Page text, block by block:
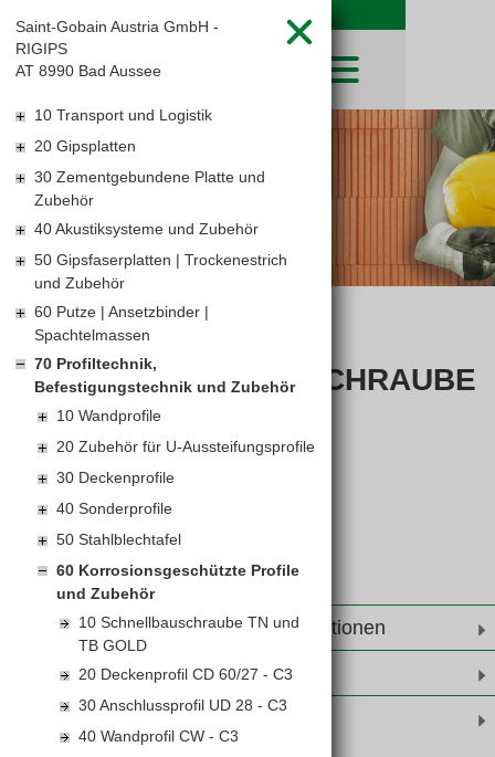
SHOP
LEIBWÄCHTER
MERKLISTE
HOCHBAU
TIEFBAU
TROCKENBAU
FACHMARKT
LEISTUNGSERKLÄRUNGEN
BAUSTOFFKATALOGE
NATURSTEIN
UNTERNEHMEN
FIRMENGESCHICHTE
STANDORTE
DOWNLOADS
LEITBILD
KARRIERE
KARRIERE UND WEITERBILDUNG
OFFENE STELLEN
AKTUELLES
KATALOGE
PREISANPASSUNGEN
Baustoffkataloge
Saint-Gobain Austria GmbH -
RIGIPS
AT 8990 Bad Aussee
10 Transport und Logistik
20 Gipsplatten
30 Zementgebundene Platte und
Zubehör
40 Akustiksysteme und Zubehör
50 Gipsfaserplatten | Trockenestrich
und Zubehör
60 Putze | Ansetzbinder |
Spachtelmassen
70 Profiltechnik,
Befestigungstechnik und Zubehör
10 Wandprofile
20 Zubehör für U-Aussteifungsprofile
30 Deckenprofile
40 Sonderprofile
50 Stahlblechtafel
60 Korrosionsgeschützte Profile
und Zubehör
10 Schnellbauschraube TN und
TB GOLD
20 Deckenprofil CD 60/27 - C3
30 Anschlussprofil UD 28 - C3
40 Wandprofil CW - C3
TITAN
SCHNELLBAUSCHRAUBE
TN
Weiterführende Informationen
Leistungserklärungen
Produktinformationen